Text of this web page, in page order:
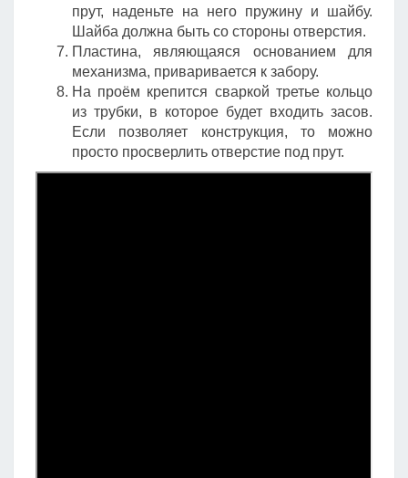
прут, наденьте на него пружину и шайбу.
Шайба должна быть со стороны отверстия.
Пластина, являющаяся основанием для
механизма, приваривается к забору.
На проём крепится сваркой третье кольцо
из трубки, в которое будет входить засов.
Если позволяет конструкция, то можно
просто просверлить отверстие под прут.